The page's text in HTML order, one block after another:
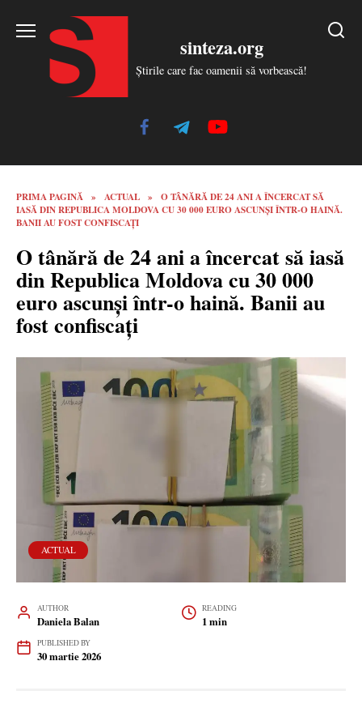
sinteza.org
Știrile care fac oamenii să vorbească!
PRIMA PAGINĂ » ACTUAL »
O TÂNĂRĂ DE 24 ANI A ÎNCERCAT SĂ
IASĂ DIN REPUBLICA MOLDOVA CU 30 000 EURO ASCUNȘI ÎNTR-O HAINĂ.
BANII AU FOST CONFISCAȚI
O tânără de 24 ani a încercat să iasă
din Republica Moldova cu 30 000
euro ascunși într-o haină. Banii au
fost confiscați
ACTUAL
AUTHOR
Daniela Balan
READING
1 min
PUBLISHED BY
30 martie 2026